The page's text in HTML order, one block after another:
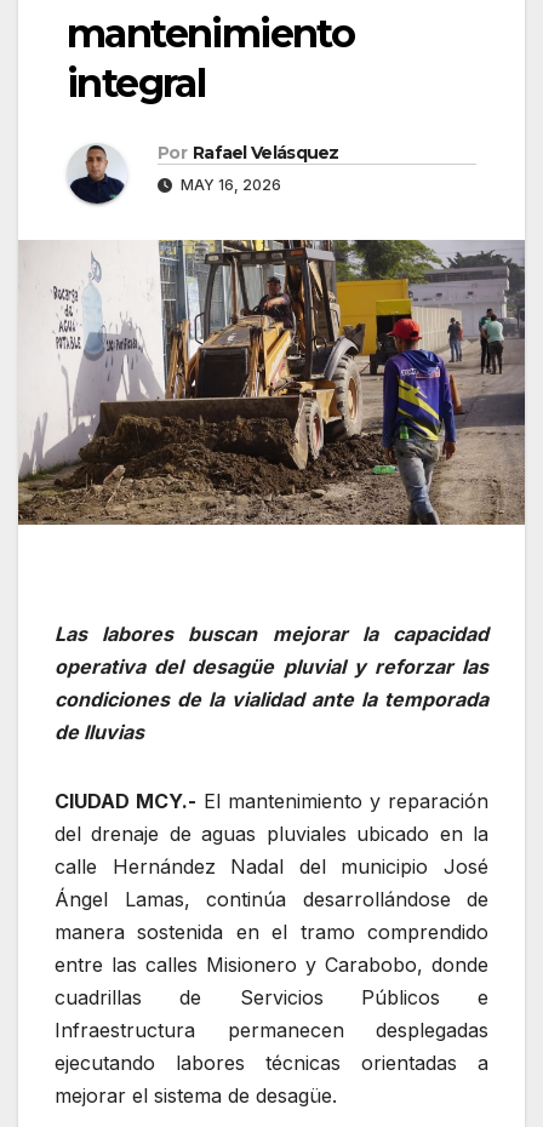
mantenimiento
integral
Por Rafael Velásquez
MAY 16, 2026
Las labores buscan mejorar la capacidad
operativa del desagüe pluvial y reforzar las
condiciones de la vialidad ante la temporada
de lluvias
CIUDAD MCY.- El mantenimiento y reparación
del drenaje de aguas pluviales ubicado en la
calle Hernández Nadal del municipio José
Ángel Lamas, continúa desarrollándose de
manera sostenida en el tramo comprendido
entre las calles Misionero y Carabobo, donde
cuadrillas de Servicios Públicos e
Infraestructura permanecen desplegadas
ejecutando labores técnicas orientadas a
mejorar el sistema de desagüe.